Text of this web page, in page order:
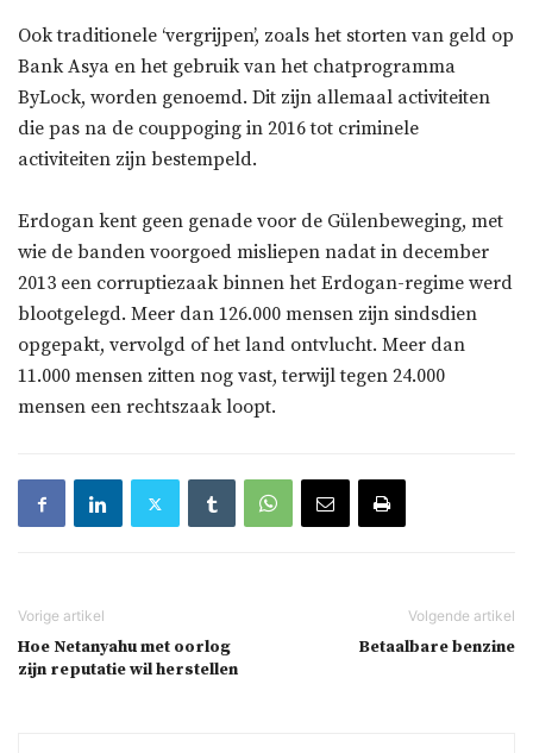
Ook traditionele ‘vergrijpen’, zoals het storten van geld op
Bank Asya en het gebruik van het chatprogramma
ByLock, worden genoemd. Dit zijn allemaal activiteiten
die pas na de couppoging in 2016 tot criminele
activiteiten zijn bestempeld.
Erdogan kent geen genade voor de Gülenbeweging, met
wie de banden voorgoed misliepen nadat in december
2013 een corruptiezaak binnen het Erdogan-regime werd
blootgelegd. Meer dan 126.000 mensen zijn sindsdien
opgepakt, vervolgd of het land ontvlucht. Meer dan
11.000 mensen zitten nog vast, terwijl tegen 24.000
mensen een rechtszaak loopt.
Hoe Netanyahu met oorlog
zijn reputatie wil herstellen
Betaalbare benzine